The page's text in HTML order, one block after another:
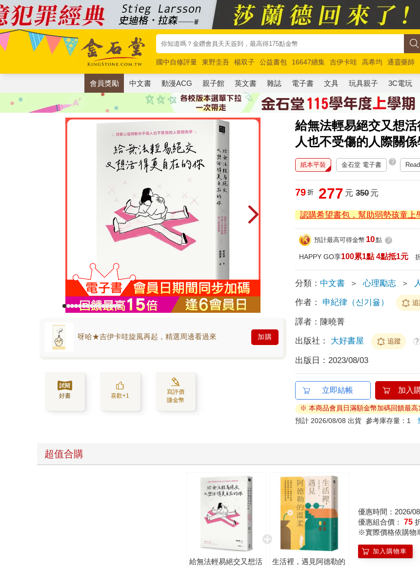
國中自修評量 東野圭吾 楊双子 公益書包 16647續集 吉伊卡哇 高希均
通靈藥師
唯紅花綻放
奧德賽 路邊攤新作 馬斯克 玩具總動員5 超慢跑
會員獎勵 中文書 動漫ACG 親子館 英文書 雜誌 電子書 文具 玩具親子 3C電玩
給無法輕易絕交又想
人也不受傷的人際關係
呀哈★吉伊卡哇旋風再起，精選周邊看過來 加購
好書 喜歡+1
寫評價
賺金幣
紙本平裝 金石堂 電子書 ?
79 折 277 元 350元
認購希望書包，幫助弱勢孩童上
預計最高可得金幣 10點 ?
HAPPY GO享100累1點 4點抵1元
分類： 中文書 ＞ 心理勵志 ＞
作者： 申紀律（신기율）
譯者： 陳曉菁
出版社： 大好書屋 追蹤 ?
出版日： 2023/08/03
立即結帳 加入
※ 本商品會員日滿額金幣加碼回饋最高
預計 2026/08/08 出貨 參考庫存量：1
超值合購
給無法輕易絕交又想活
生活裡，遇見阿德勒的
優惠時間：2026/
優惠組合價： 75
※實際價格依購物
加入購物車